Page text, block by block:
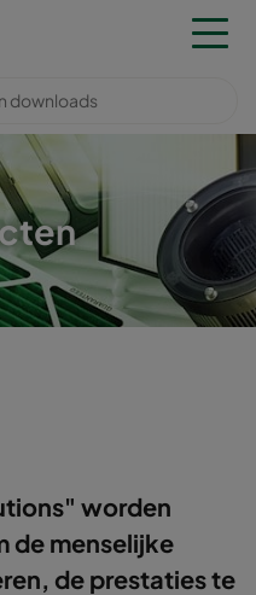
worden
de menselijke
de prestaties te